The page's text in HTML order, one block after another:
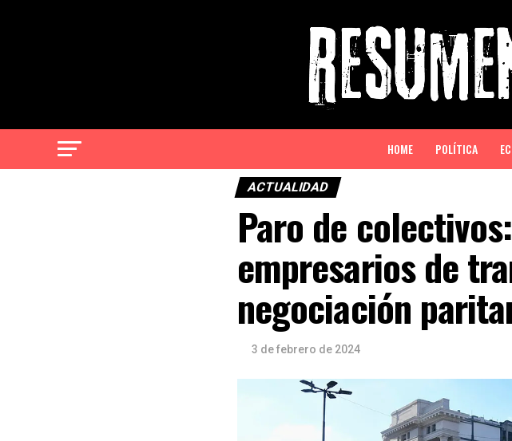
HOME POLÍTICA
ACTUALIDAD
Paro de
empresarios de
negociación
3 de febrero de 2024